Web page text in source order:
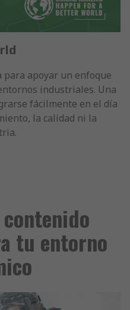
para apoyar un enfoque
industriales. Una
fácilmente en el día
la calidad ni la
tu entorno